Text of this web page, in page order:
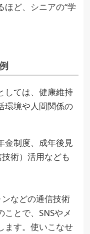
ほど、シニアの“学
しては、健康維持
環境や人間関係の
金制度、成年後見
術）活用なども
などの通信技術
とで、SNSやメ
ます。使いこなせ